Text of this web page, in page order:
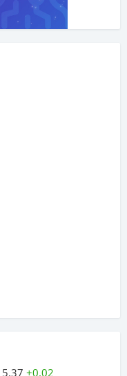
5.37 +0.02